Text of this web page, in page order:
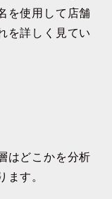
を使用して店舗
を詳しく見てい
はどこかを分析
ます。